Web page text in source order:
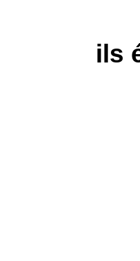
ils